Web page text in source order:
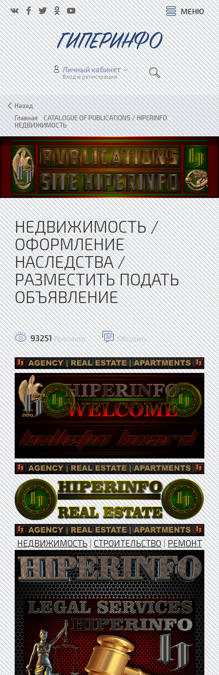
МЕНЮ
ГИПЕРИНФО
Личный кабинет
Вход и регистрация
Назад
Главная»CATALOGUE OF PUBLICATIONS / HIPERINFO»
НЕДВИЖИМОСТЬ
НЕДВИЖИМОСТЬ /
ОФОРМЛЕНИЕ
НАСЛЕДСТВА /
РАЗМЕСТИТЬ ПОДАТЬ
ОБЪЯВЛЕНИЕ
93251 Просмотр Обсудить
НЕДВИЖИМОСТЬ|СТРОИТЕЛЬСТВО|РЕМОНТ